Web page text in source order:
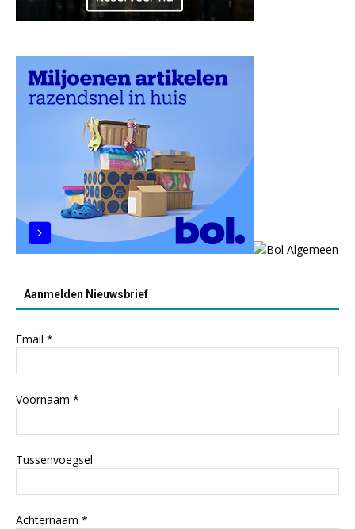
Aanmelden Nieuwsbrief
Email *
Voornaam *
Tussenvoegsel
Achternaam *